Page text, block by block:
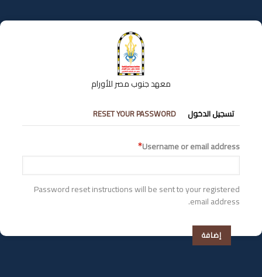
إلى
المحتوى
معهد جنوب مصر للأورام
التبويبات
الأساسية
تسجيل الدخول RESET YOUR PASSWORD
Username or email address
Password reset instructions will be sent to your registered
email address.